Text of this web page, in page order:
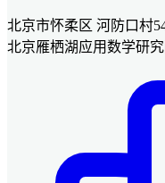
北京市怀柔区 河防口村
北京雁栖湖应用数学研究